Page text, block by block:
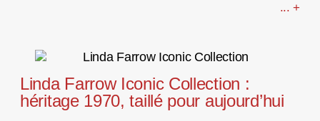
... +
Linda Farrow Iconic Collection :
héritage 1970, taillé pour aujourd’hui